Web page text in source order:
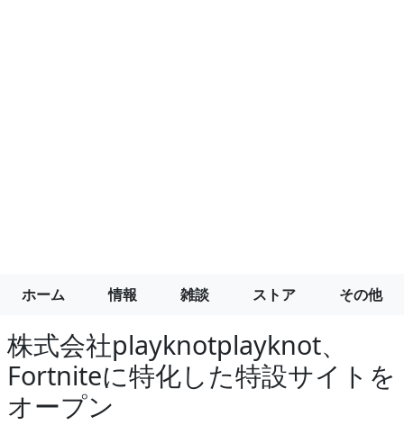
ホーム 情報 雑談 ストア その他
株式会社playknotplayknot、
Fortniteに特化した特設サイトを
オープン